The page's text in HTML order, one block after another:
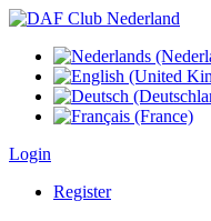
Login
Register